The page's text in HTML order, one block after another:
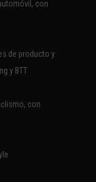
con
de producto y
y BTT
con